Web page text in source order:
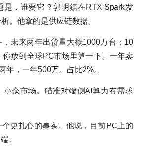
是，谁要它？郭明錤在RTX Spark发
。他拿的是供应链数据。
未来两年出货量大概1000万台；10
你放到全球PC市场里算一下。一年卖
年，一年500万。占比2%。
小众市场。瞄准对端侧AI算力有需求
更扎心的事实。他说，目前PC上的
。